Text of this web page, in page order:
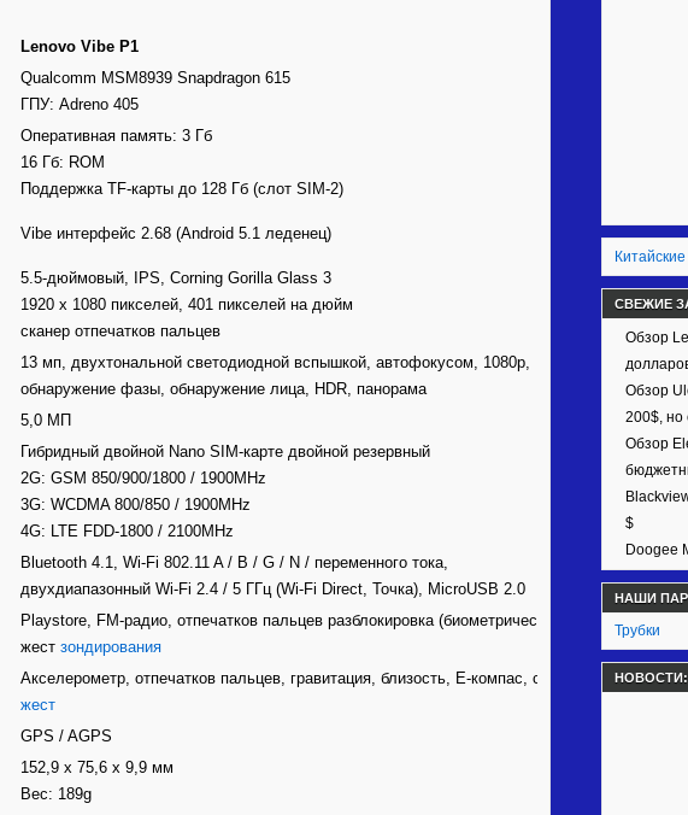
Lenovo Vibe Р1
Qualcomm MSM8939 Snapdragon 615
ГПУ: Adreno 405
Оперативная память: 3 Гб
16 Гб: ROM
Поддержка TF-карты до 128 Гб (слот SIM-2)
Vibe интерфейс 2.68 (Android 5.1 леденец)
5.5-дюймовый, IPS, Corning Gorilla Glass 3
1920 х 1080 пикселей, 401 пикселей на дюйм
сканер отпечатков пальцев
13 мп, двухтональной светодиодной вспышкой, автофокусом, 1080p,
обнаружение фазы, обнаружение лица, HDR, панорама
5,0 МП
Гибридный двойной Nano SIM-карте двойной резервный
2G: GSM 850/900/1800 / 1900MHz
3G: WCDMA 800/850 / 1900MHz
4G: LTE FDD-1800 / 2100MHz
Bluetooth 4.1, Wi-Fi 802.11 A / B / G / N / переменного тока,
двухдиапазонный Wi-Fi 2.4 / 5 ГГц (Wi-Fi Direct, Точка), MicroUSB 2.0
Playstore, FM-радио, отпечатков пальцев разблокировка (биометрический),
жест зондирования
Акселерометр, отпечатков пальцев, гравитация, близость, E-компас, свет,
жест
GPS / AGPS
152,9 х 75,6 х 9,9 мм
Вес: 189g
СВЕЖИЕ
Обзор
Обзор
200$, но
Обзор
$
Doogee
НАШИ
Трубки
НОВОСТИ: